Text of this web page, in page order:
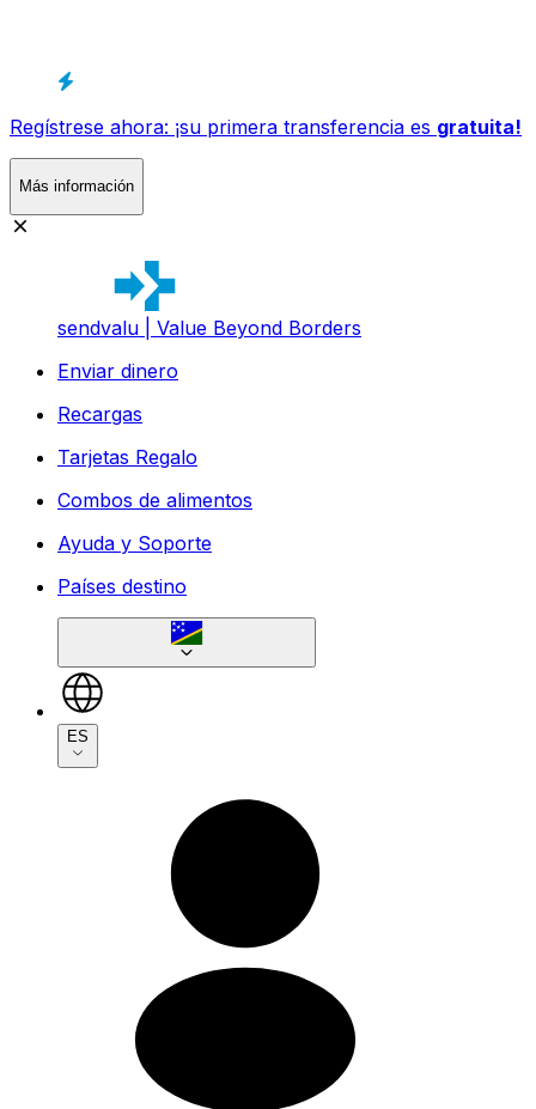
Regístrese ahora: ¡su primera transferencia es gratuita!
Más información
sendvalu | Value Beyond Borders
Enviar dinero
Recargas
Tarjetas Regalo
Combos de alimentos
Ayuda y Soporte
Países destino
ES